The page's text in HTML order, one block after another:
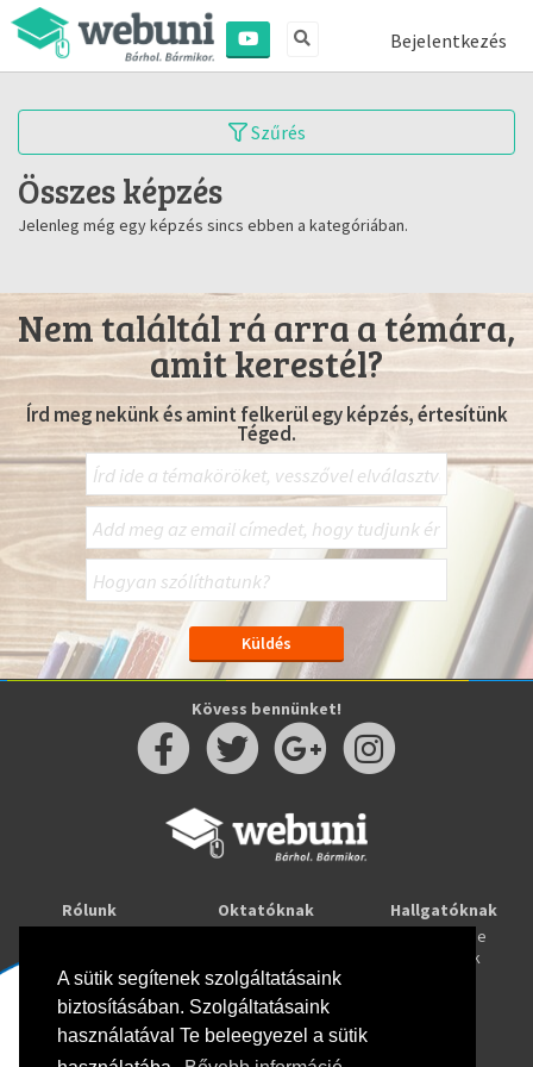
A sütik segítenek szolgáltatásaink
biztosításában. Szolgáltatásaink
használatával Te beleegyezel a sütik
Bejelentkezés
Szűrés
Összes képzés
Jelenleg még egy képzés sincs ebben a kategóriában.
Nem találtál rá arra a témára,
amit kerestél?
Írd meg nekünk és amint felkerül egy képzés, értesítünk
Téged.
Kövess bennünket!
Rólunk
Oktatóknak
Webuni Stúdió
Hallgatóknak
Tanulj online
Képzések
Info
Adatkezelési tájékoztató
ÁSZF